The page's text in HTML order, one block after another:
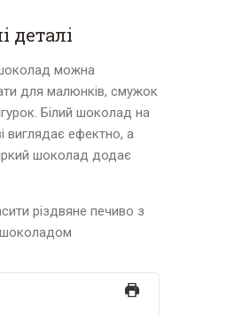
деталі
можна
для малюнків, смужок
Білий шоколад на
виглядає ефектно, а
шоколад додає